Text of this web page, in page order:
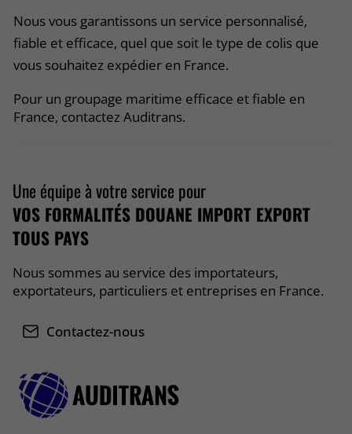
Nous vous garantissons un service personnalisé,
fiable et efficace, quel que soit le type de colis que
vous souhaitez expédier en France.
Pour un groupage maritime efficace et fiable en
France, contactez Auditrans.
Une équipe à votre service pour
VOS FORMALITÉS DOUANE IMPORT EXPORT
TOUS PAYS
Nous sommes au service des importateurs,
exportateurs, particuliers et entreprises en France.
Contactez-nous